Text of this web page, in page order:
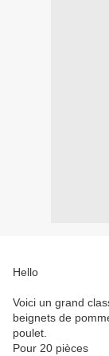
Hello
Voici un grand
beignets de
poulet.
Pour 20 pièces